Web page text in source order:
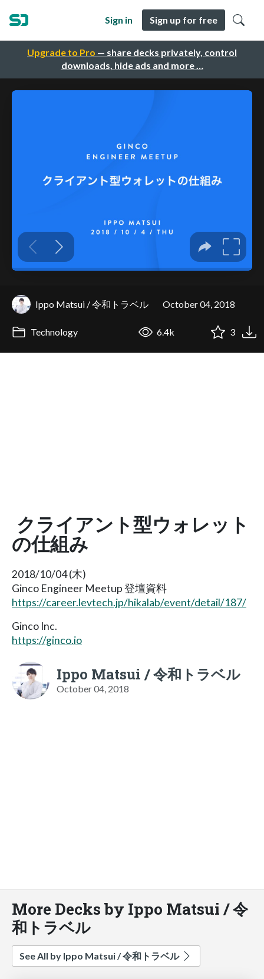
Upgrade to Pro — share decks privately, control
downloads, hide ads and more …
Sign in Sign up for free
Ippo Matsui / 令和トラベル October 04, 2018
Technology 6.4k 3
クライアント型ウォレット
の仕組み
2018/10/04 (木)
Ginco Engineer Meetup 登壇資料
https://career.levtech.jp/hikalab/event/detail/187/
Ginco Inc.
https://ginco.io
Ippo Matsui / 令和トラベル
October 04, 2018
More Decks by Ippo Matsui / 令
和トラベル
See All by Ippo Matsui / 令和トラベル